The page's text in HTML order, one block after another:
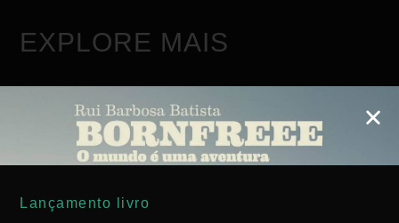
EXPLORE MAIS
PORTUGAL
Lançamento livro